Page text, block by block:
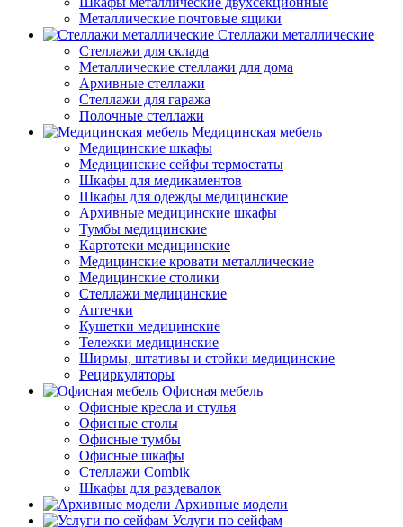
Металлические почтовые ящики
Стеллажи металлические
Стеллажи для склада
Металлические стеллажи для дома
Архивные стеллажи
Стеллажи для гаража
Полочные стеллажи
Медицинская мебель
Медицинские шкафы
Медицинские сейфы термостаты
Шкафы для медикаментов
Шкафы для одежды медицинские
Архивные медицинские шкафы
Тумбы медицинские
Картотеки медицинские
Медицинские кровати металлические
Медицинские столики
Стеллажи медицинские
Аптечки
Кушетки медицинские
Тележки медицинские
Ширмы, штативы и стойки медицинские
Рециркуляторы
Офисная мебель
Офисные кресла и стулья
Офисные столы
Офисные тумбы
Офисные шкафы
Стеллажи Combik
Шкафы для раздевалок
Архивные модели
Услуги по сейфам